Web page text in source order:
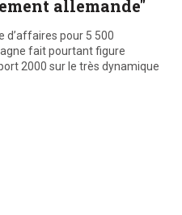
allemande"
d’affaires pour 5 500
fait pourtant figure
2000 sur le très dynamique